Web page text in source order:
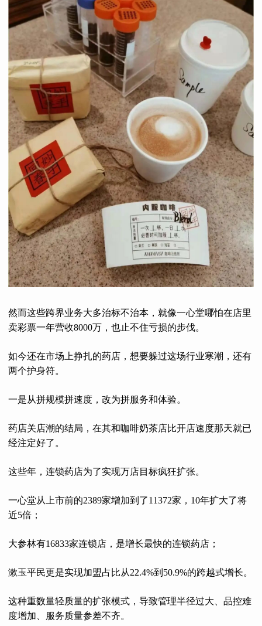
然而这些跨界业务大多治标不治本，就像一心堂哪怕在店里
卖彩票一年营收8000万，也止不住亏损的步伐。
如今还在市场上挣扎的药店，想要躲过这场行业寒潮，还有
两个护身符。
一是从拼规模拼速度，改为拼服务和体验。
药店关店潮的结局，在其和咖啡奶茶店比开店速度那天就已
经注定好了。
这些年，连锁药店为了实现万店目标疯狂扩张。
一心堂从上市前的2389家增加到了11372家，10年扩大了将
近5倍；
大参林有16833家连锁店，是增长最快的连锁药店；
漱玉平民更是实现加盟占比从22.4%到50.9%的跨越式增长。
这种重数量轻质量的扩张模式，导致管理半径过大、品控难
度增加、服务质量参差不齐。